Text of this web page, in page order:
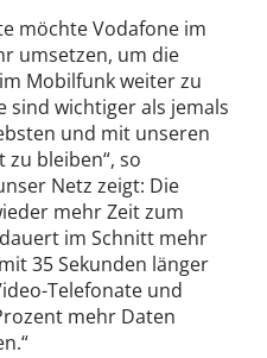
möchte Vodafone im
umsetzen, um die
Mobilfunk weiter zu
sind wichtiger als jemals
und mit unseren
bleiben“, so
Netz zeigt: Die
mehr Zeit zum
im Schnitt mehr
35 Sekunden länger
Telefonate und
mehr Daten